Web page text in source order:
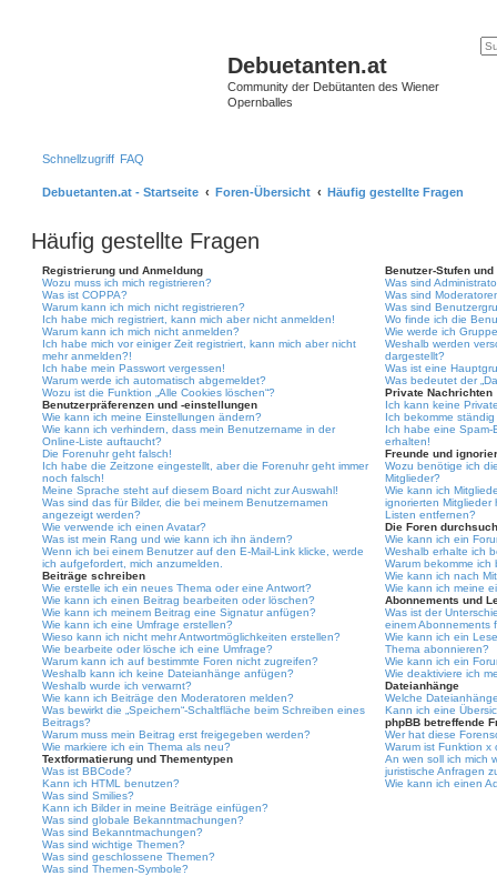
Debuetanten.at
Community der Debütanten des Wiener
Opernballes
Schnellzugriff FAQ
Debuetanten.at - Startseite Foren-Übersicht Häufig gestellte Fragen
Häufig gestellte Fragen
Registrierung und Anmeldung
Wozu muss ich mich registrieren?
Was ist COPPA?
Warum kann ich mich nicht registrieren?
Ich habe mich registriert, kann mich aber nicht anmelden!
Warum kann ich mich nicht anmelden?
Ich habe mich vor einiger Zeit registriert, kann mich aber nicht
mehr anmelden?!
Ich habe mein Passwort vergessen!
Warum werde ich automatisch abgemeldet?
Wozu ist die Funktion „Alle Cookies löschen“?
Benutzerpräferenzen und -einstellungen
Wie kann ich meine Einstellungen ändern?
Wie kann ich verhindern, dass mein Benutzername in der
Online-Liste auftaucht?
Die Forenuhr geht falsch!
Ich habe die Zeitzone eingestellt, aber die Forenuhr geht immer
noch falsch!
Meine Sprache steht auf diesem Board nicht zur Auswahl!
Was sind das für Bilder, die bei meinem Benutzernamen
angezeigt werden?
Wie verwende ich einen Avatar?
Was ist mein Rang und wie kann ich ihn ändern?
Wenn ich bei einem Benutzer auf den E-Mail-Link klicke, werde
ich aufgefordert, mich anzumelden.
Beiträge schreiben
Wie erstelle ich ein neues Thema oder eine Antwort?
Wie kann ich einen Beitrag bearbeiten oder löschen?
Wie kann ich meinem Beitrag eine Signatur anfügen?
Wie kann ich eine Umfrage erstellen?
Wieso kann ich nicht mehr Antwortmöglichkeiten erstellen?
Wie bearbeite oder lösche ich eine Umfrage?
Warum kann ich auf bestimmte Foren nicht zugreifen?
Weshalb kann ich keine Dateianhänge anfügen?
Weshalb wurde ich verwarnt?
Wie kann ich Beiträge den Moderatoren melden?
Was bewirkt die „Speichern“-Schaltfläche beim Schreiben eines
Beitrags?
Warum muss mein Beitrag erst freigegeben werden?
Wie markiere ich ein Thema als neu?
Textformatierung und Thementypen
Was ist BBCode?
Kann ich HTML benutzen?
Was sind Smilies?
Kann ich Bilder in meine Beiträge einfügen?
Was sind globale Bekanntmachungen?
Was sind Bekanntmachungen?
Was sind wichtige Themen?
Was sind geschlossene Themen?
Was sind Themen-Symbole?
Benutzer-Stufen und
Was sind
Was sind
Was sind
Wo finde ich die
Wie werde ich
Weshalb werden
dargestellt?
Was ist eine
Was bedeutet der
Private Nachrichten
Ich kann keine
Ich bekomme
Ich habe eine Spam-
erhalten!
Freunde und
Wozu benötige ich
Mitglieder?
Wie kann ich
ignorierten
Listen entfernen?
Die Foren
Wie kann ich ein
Weshalb erhalte ich
Warum bekomme
Wie kann ich nach
Wie kann ich meine
Abonnements und
Was ist der
einem Abonnements
Wie kann ich ein
Thema abonnieren?
Wie kann ich ein
Wie deaktiviere ich
Dateianhänge
Welche
Kann ich eine
phpBB betreffende
Wer hat diese
Warum ist Funktion
An wen soll ich mich
juristische Anfragen
Wie kann ich einen